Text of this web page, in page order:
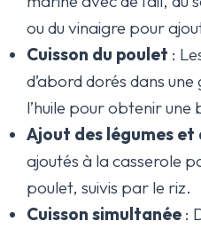
ou du vinaigre pour
Cuisson du poulet :
d’abord dorés dans
l’huile pour obtenir
Ajout des légumes et
ajoutés à la casserole
poulet, suivis par le riz.
Cuisson simultanée :